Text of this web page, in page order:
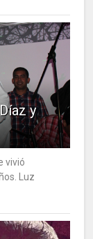
y
vivió
Luz